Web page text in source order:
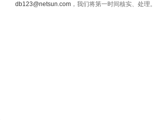
db123@netsun.com ，我们将第一时间核实、处理。